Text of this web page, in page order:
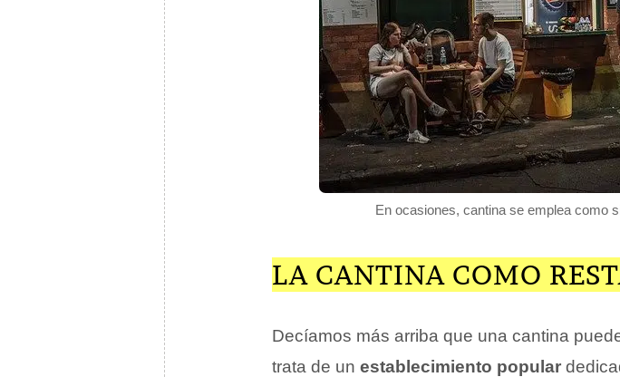
En ocasiones, cantina se emplea como
LA CANTINA COMO
Decíamos más arriba que una cantina
trata de un establecimiento popular